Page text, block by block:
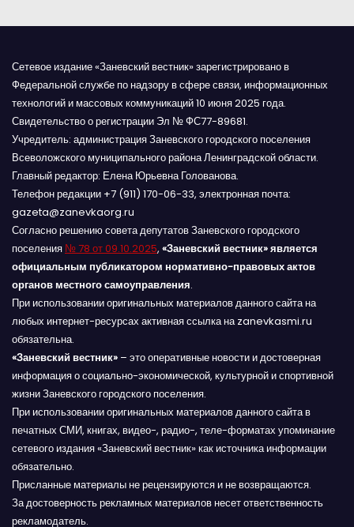
м
Сетевое издание «Заневский вестник» зарегистрировано в
Федеральной службе по надзору в сфере связи, информационных
технологий и массовых коммуникаций 10 июня 2025 года.
Свидетельство о регистрации Эл № ФС77-89681.
Учредитель: администрация Заневского городского поселения
Всеволожского муниципального района Ленинградской области.
Главный редактор: Елена Юрьевна Голованова.
Телефон редакции +7 (911) 170-06-33, электронная почта:
gazeta@zanevkaorg.ru
Согласно решению совета депутатов Заневского городского
поселения № 78 от 09.10.2025, «Заневский вестник» является
официальным публикатором нормативно-правовых актов
органов местного самоуправления.
При использовании оригинальных материалов данного сайта на
любых интернет-ресурсах активная ссылка на zanevkasmi.ru
обязательна.
«Заневский вестник» – это оперативные новости и достоверная
информация о социально-экономической, культурной и спортивной
жизни Заневского городского поселения.
При использовании оригинальных материалов данного сайта в
печатных СМИ, книгах, видео-, радио-, теле-форматах упоминание
сетевого издания «Заневский вестник» как источника информации
обязательно.
Присланные материалы не рецензируются и не возвращаются.
За достоверность рекламных материалов несет ответственность
рекламодатель.